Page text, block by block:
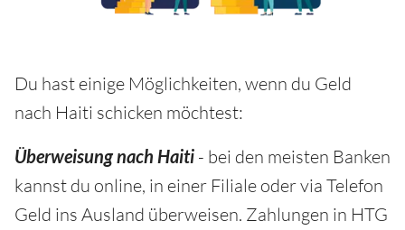
Du hast einige Möglichkeiten, wenn du Geld
nach Haiti schicken möchtest:
Überweisung nach Haiti - bei den meisten Banken
kannst du online, in einer Filiale oder via Telefon
Geld ins Ausland überweisen. Zahlungen in HTG